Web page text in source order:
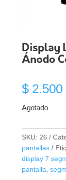
Display
Ánodo
$2.500
Agotado
SKU: 26
pantallas
display 7
pantalla